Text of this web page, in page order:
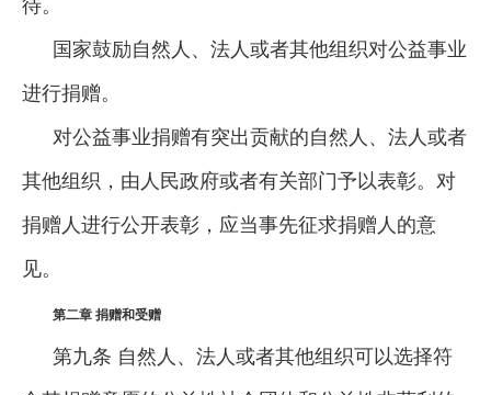
待。
国家鼓励自然人、法人或者其他组织对公益事业
进行捐赠。
对公益事业捐赠有突出贡献的自然人、法人或者
其他组织，由人民政府或者有关部门予以表彰。对
捐赠人进行公开表彰，应当事先征求捐赠人的意
见。
第二章 捐赠和受赠
第九条 自然人、法人或者其他组织可以选择符